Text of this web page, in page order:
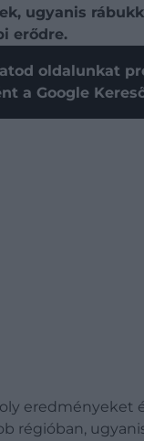
ugyanis
erődre.
oldalunkat
a Google
eredményeket
régióban,